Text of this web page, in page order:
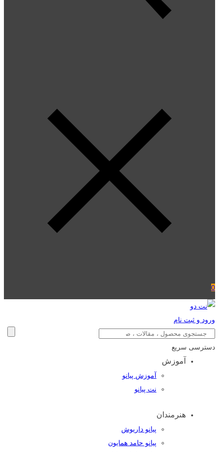
0
ورود و ثبت نام
دسترسی سریع
آموزش
آموزش پیانو
نت پیانو
هنرمندان
پیانو داریوش
پیانو حامد همایون